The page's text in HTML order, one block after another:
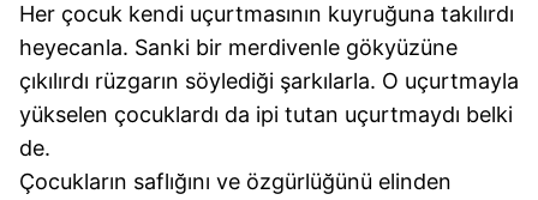
Her çocuk kendi uçurtmasının kuyruğuna takılırdı
heyecanla. Sanki bir merdivenle gökyüzüne
çıkılırdı rüzgarın söylediği şarkılarla. O uçurtmayla
yükselen çocuklardı da ipi tutan uçurtmaydı belki
de.
Çocukların saflığını ve özgürlüğünü elinden